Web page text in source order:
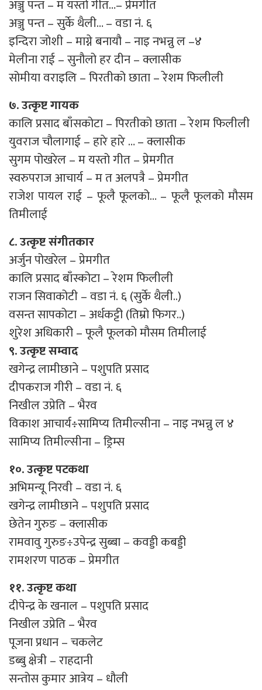
अञ्जु पन्त – म यस्तो गीत…– प्रेमगीत
अञ्जु पन्त – सुर्के थैली… – वडा नं. ६
इन्दिरा जोशी – माग्ने बनायौ – नाइ नभन्नु ल –४
मेलीना राई – सुनौलो हर दीन – क्लासीक
सोमीया वराइलि – पिरतीको छाता – रेशम फिलीली
७. उत्कृष्ट गायक
कालि प्रसाद बाँसकोटा – पिरतीको छाता – रेशम फिलीली
युवराज चौलागाई – हारे हारे … – क्लासीक
सुगम पोखरेल – म यस्तो गीत – प्रेमगीत
स्वरुपराज आचार्य – म त अलपत्रै – प्रेमगीत
राजेश पायल राई – फूलै फूलको… – फूलै फूलको मौसम
तिमीलाई
८. उत्कृष्ट संगीतकार
अर्जुन पोखरेल – प्रेमगीत
कालि प्रसाद बाँस्कोटा – रेशम फिलीली
राजन सिवाकोटी – वडा नं. ६ (सुर्के थैली..)
वसन्त सापकोटा – अर्धकट्टी (तिम्रो फिगर..)
शुरेश अधिकारी – फूलै फूलको मौसम तिमीलाई
९. उत्कृष्ट सम्वाद
खगेन्द्र लामीछाने – पशुपति प्रसाद
दीपकराज गीरी – वडा नं. ६
निखील उप्रेति – भैरव
विकाश आचार्य÷सामिप्य तिमील्सीना – नाइ नभन्नु ल ४
सामिप्य तिमील्सीना – ड्रिम्स
१०. उत्कृष्ट पटकथा
अभिमन्यू निरवी – वडा नं. ६
खगेन्द्र लामीछाने – पशुपति प्रसाद
छेतेन गुरुङ – क्लासीक
रामवावु गुरुङ÷उपेन्द्र सुब्बा – कवड्डी कबड्डी
रामशरण पाठक – प्रेमगीत
११. उत्कृष्ट कथा
दीपेन्द्र के खनाल – पशुपति प्रसाद
निखील उप्रेति – भैरव
पूजना प्रधान – चकलेट
डब्बु क्षेत्री – राहदानी
सन्तोस कुमार आत्रेय – धौली